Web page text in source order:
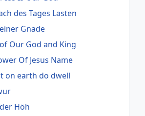
des Tages Lasten
Gnade
Our God and King
Of Jesus Name
on earth do dwell
Höh